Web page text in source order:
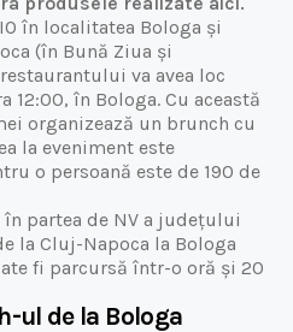
în localitatea Bologa și
(în Bună Ziua și
va avea loc
în Bologa. Cu această
organizează un brunch cu
la eveniment este
o persoană este de 190 de
partea de NV a județului
la Cluj-Napoca la Bologa
fi parcursă într-o oră și 20
ul de la Bologa